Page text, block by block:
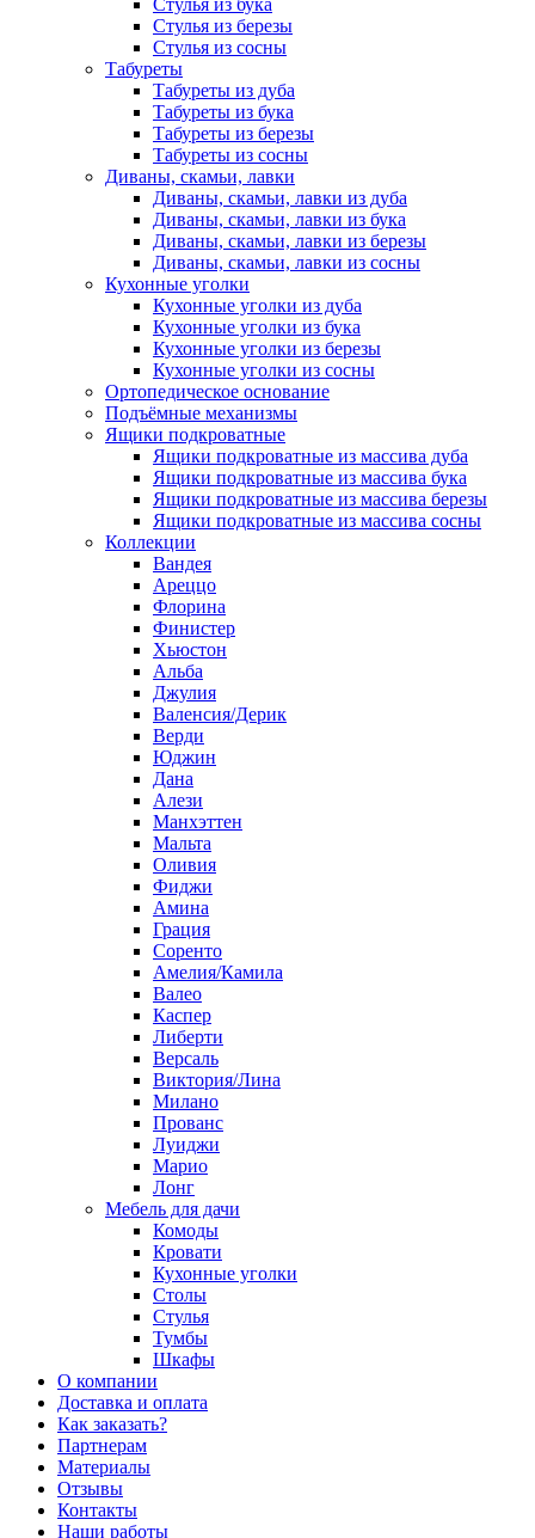
Стулья из бука
Стулья из березы
Стулья из сосны
Табуреты
Табуреты из дуба
Табуреты из бука
Табуреты из березы
Табуреты из сосны
Диваны, скамьи, лавки
Диваны, скамьи, лавки из дуба
Диваны, скамьи, лавки из бука
Диваны, скамьи, лавки из березы
Диваны, скамьи, лавки из сосны
Кухонные уголки
Кухонные уголки из дуба
Кухонные уголки из бука
Кухонные уголки из березы
Кухонные уголки из сосны
Ортопедическое основание
Подъёмные механизмы
Ящики подкроватные
Ящики подкроватные из массива дуба
Ящики подкроватные из массива бука
Ящики подкроватные из массива березы
Ящики подкроватные из массива сосны
Коллекции
Вандея
Ареццо
Флорина
Финистер
Хьюстон
Альба
Джулия
Валенсия/Дерик
Верди
Юджин
Дана
Алези
Манхэттен
Мальта
Оливия
Фиджи
Амина
Грация
Соренто
Амелия/Камила
Валео
Каспер
Либерти
Версаль
Виктория/Лина
Милано
Прованс
Луиджи
Марио
Лонг
Мебель для дачи
Комоды
Кровати
Кухонные уголки
Столы
Стулья
Тумбы
Шкафы
О компании
Доставка и оплата
Как заказать?
Партнерам
Материалы
Отзывы
Контакты
Наши работы